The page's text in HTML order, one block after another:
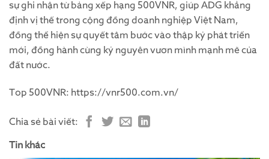
sự ghi nhận từ bảng xếp hạng 500VNR, giúp ADG khẳng
định vị thế trong cộng đồng doanh nghiệp Việt Nam,
đồng thể hiện sự quyết tâm bước vào thập kỷ phát triển
mới, đồng hành cùng kỷ nguyên vươn mình mạnh mẽ của
đất nước.
Top 500VNR: https://vnr500.com.vn/
Chia sẻ bài viết:
Tin khác